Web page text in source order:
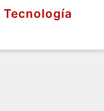
Tecnología